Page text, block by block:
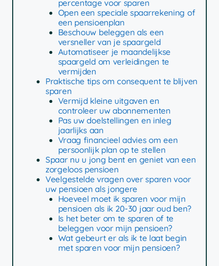
percentage voor sparen
Open een speciale spaarrekening of
een pensioenplan
Beschouw beleggen als een
versneller van je spaargeld
Automatiseer je maandelijkse
spaargeld om verleidingen te
vermijden
Praktische tips om consequent te blijven
sparen
Vermijd kleine uitgaven en
controleer uw abonnementen
Pas uw doelstellingen en inleg
jaarlijks aan
Vraag financieel advies om een
persoonlijk plan op te stellen
Spaar nu u jong bent en geniet van een
zorgeloos pensioen
Veelgestelde vragen over sparen voor
uw pensioen als jongere
Hoeveel moet ik sparen voor mijn
pensioen als ik 20-30 jaar oud ben?
Is het beter om te sparen of te
beleggen voor mijn pensioen?
Wat gebeurt er als ik te laat begin
met sparen voor mijn pensioen?